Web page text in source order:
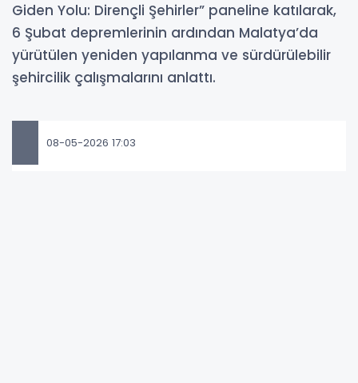
Giden Yolu: Dirençli Şehirler” paneline katılarak,
6 Şubat depremlerinin ardından Malatya’da
yürütülen yeniden yapılanma ve sürdürülebilir
şehircilik çalışmalarını anlattı.
08-05-2026 17:03